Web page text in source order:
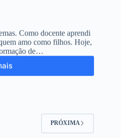
Como docente aprendi
amo como filhos. Hoje,
de…
PRÓXIMA